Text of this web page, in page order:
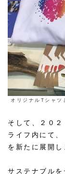
オリジナルTシャツ
そして、２０
ライフ内にて
を新たに展開し
サステナブルを